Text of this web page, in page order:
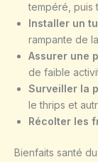
tempéré, puis
Installer un
rampante de
Assurer une
de faible
Surveiller la
le thrips et
Récolter les
Bienfaits santé